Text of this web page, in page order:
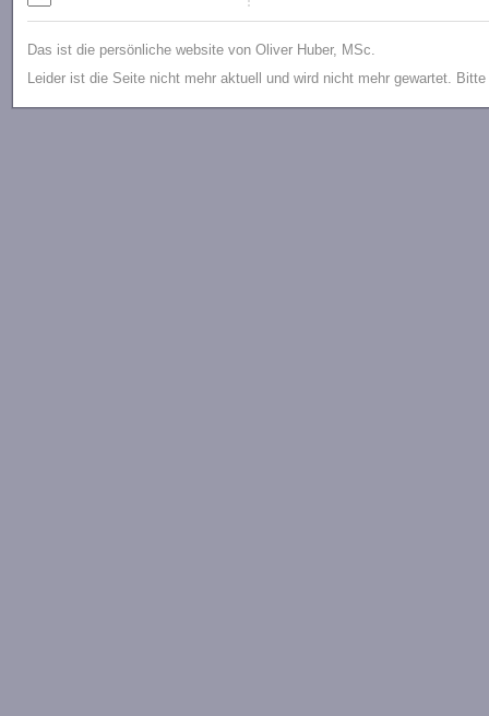
Das ist die persönliche website von Oliver Huber, MSc.
Leider ist die Seite nicht mehr aktuell und wird nicht mehr gewartet.